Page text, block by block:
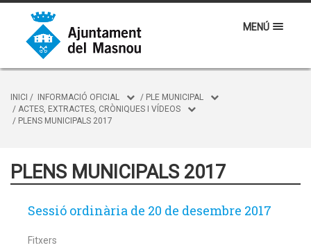
MENÚ
INICI / INFORMACIÓ OFICIAL / PLE MUNICIPAL
/ ACTES, EXTRACTES, CRÒNIQUES I VÍDEOS
/ PLENS MUNICIPALS 2017
PLENS MUNICIPALS 2017
Sessió ordinària de 20 de desembre 2017
Fitxers